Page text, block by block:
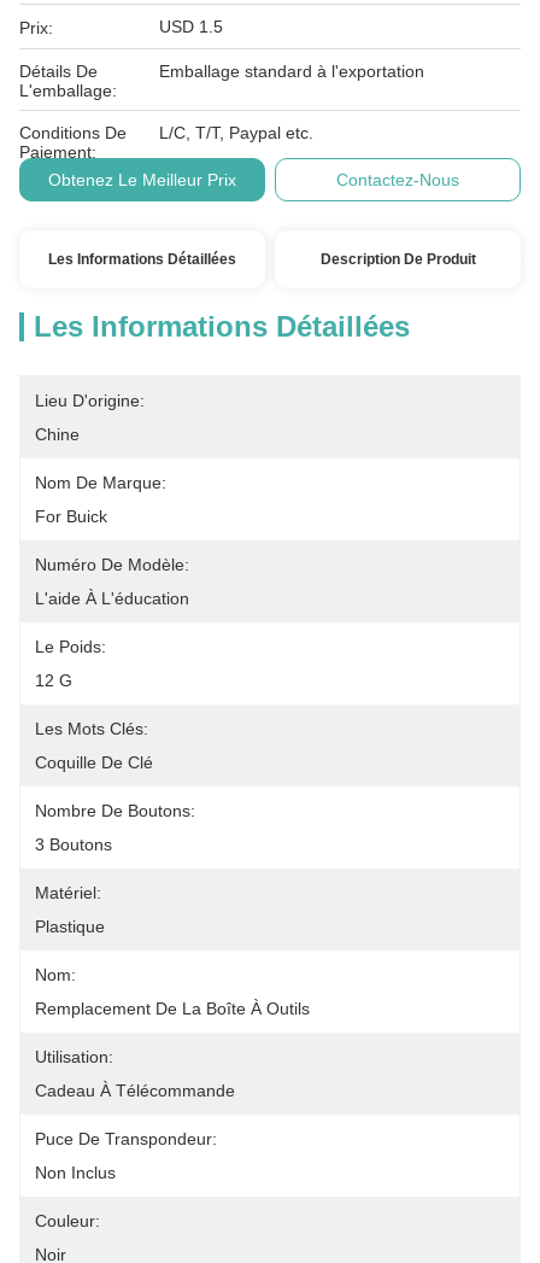
Prix: USD 1.5
Détails De
L'emballage:
Emballage standard à l'exportation
Conditions De
Paiement:
L/C, T/T, Paypal etc.
Obtenez Le Meilleur Prix Contactez-Nous
Les Informations Détaillées Description De Produit
Les Informations Détaillées
Lieu D'origine:
Chine
Nom De Marque:
For Buick
Numéro De Modèle:
L'aide À L'éducation
Le Poids:
12 G
Les Mots Clés:
Coquille De Clé
Nombre De Boutons:
3 Boutons
Matériel:
Plastique
Nom:
Remplacement De La Boîte À Outils
Utilisation:
Cadeau À Télécommande
Puce De Transpondeur:
Non Inclus
Couleur:
Noir